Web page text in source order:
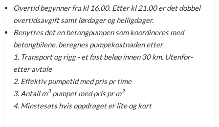
Overtid begynner fra kl 16.00. Etter kl 21.00 er det dobbel
overtidsavgift samt lørdager og helligdager.
Benyttes det en betongpumpen som koordineres med
betongbilene, beregnes pumpekostnaden etter
1. Transport og rigg - et fast beløp innen 30 km. Utenfor-
etter avtale
2. Effektiv pumpetid med pris pr time
3. Antall m3pumpet med pris pr m3
4. Minstesats hvis oppdraget er lite og kort